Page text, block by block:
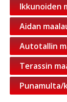
Ikkunoiden
Aidan
Autotallin
Terassin
Punamulta/